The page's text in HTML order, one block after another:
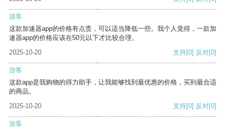
游客
这款加速器app的价格有点贵，可以适当降低一些。我个人觉得，一款加
速器app的价格应该在50元以下才比较合理。
2025-10-20
支持[0] 反对[0]
游客
这款app是我购物的得力助手，让我能够找到最优惠的价格，买到最合适
的商品。
2025-10-20
支持[0] 反对[0]
游客